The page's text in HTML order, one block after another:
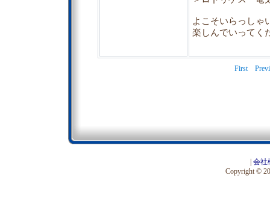
よこそいらっしゃ
楽しんでいってく
First
会社
Copyright ©